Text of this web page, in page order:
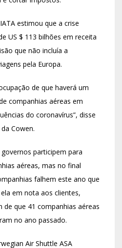
estimou que a crise
US $ 113 bilhões em receita
que não incluía a
pela Europa.
de que haverá um
companhias aéreas em
do coronavírus”, disse
Cowen.
participem para
aéreas, mas no final
falhem este ano que
em nota aos clientes,
de que 41 companhias aéreas
no ano passado.
Air Shuttle ASA